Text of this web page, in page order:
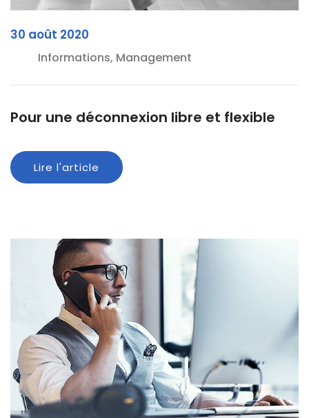
30 août 2020
Informations, Management
Pour une déconnexion libre et flexible
Lire l'article